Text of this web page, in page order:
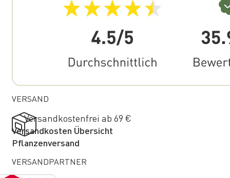
VERSAND
Versandkostenfrei ab 69 €
Versandkosten Übersicht
Pflanzenversand
VERSANDPARTNER